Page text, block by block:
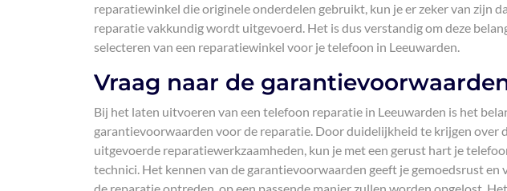
reparatiewinkel die originele onderdelen gebruikt, kun je er zeker van zijn
reparatie vakkundig wordt uitgevoerd. Het is dus verstandig om deze
selecteren van een reparatiewinkel voor je telefoon in Leeuwarden.
Vraag naar de
Bij het laten uitvoeren van een telefoon reparatie in Leeuwarden is het
garantievoorwaarden voor de reparatie. Door duidelijkheid te krijgen over
uitgevoerde reparatiewerkzaamheden, kun je met een gerust hart je
technici. Het kennen van de garantievoorwaarden geeft je gemoedsrust